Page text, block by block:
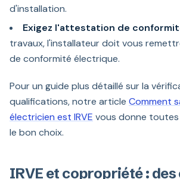
d'installation.
Exigez l'attestation de
travaux, l'installateur doit vous
de conformité électrique.
Pour un guide plus détaillé sur la
qualifications, notre article Comment
électricien est IRVE vous donne
le bon choix.
IRVE et copropriété :